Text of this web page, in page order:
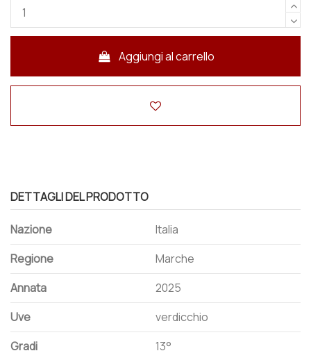
Aggiungi al carrello
DETTAGLI DEL PRODOTTO
Nazione
Italia
Regione
Marche
Annata
2025
Uve
verdicchio
Gradi
13°